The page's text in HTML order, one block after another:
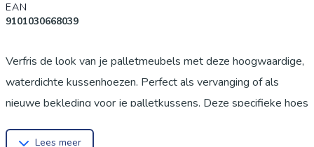
EAN
9101030668039
Verfris de look van je palletmeubels met deze hoogwaardige,
waterdichte kussenhoezen. Perfect als vervanging of als
nieuwe bekleding voor je palletkussens. Deze specifieke hoes
Lees meer